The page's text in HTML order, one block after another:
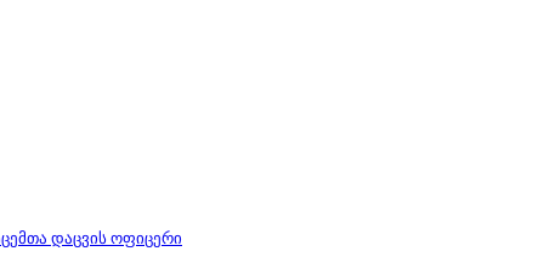
დაცვის ოფიცერი